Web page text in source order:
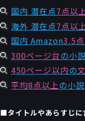
国内 潜在点7点以
海外 潜在点7点以上
国内 Amazon3.5
300ページ台の小説
450ページ以内の
平均8点以上の小説
■タイトルやあらすじに